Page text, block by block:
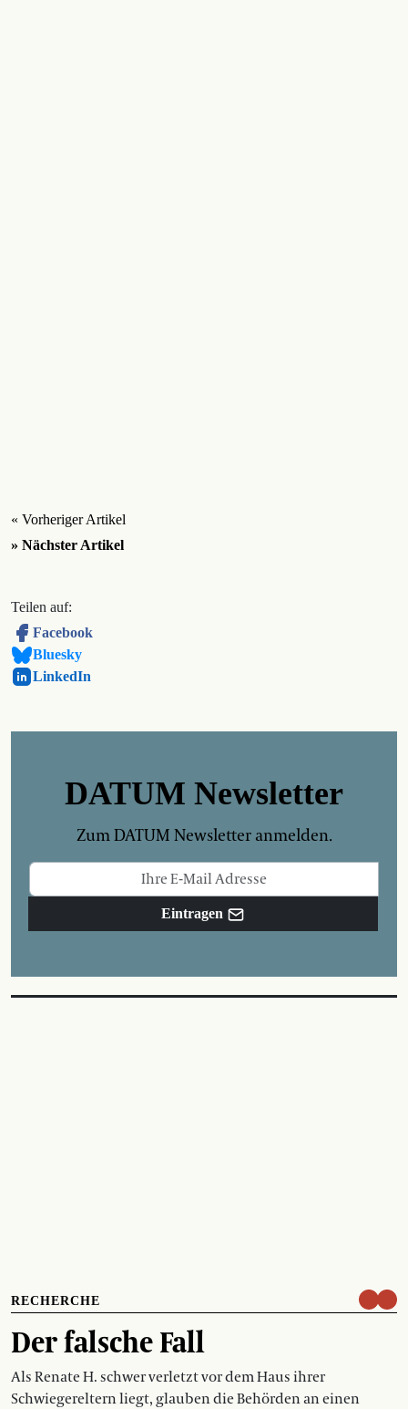
« Vorheriger Artikel
» Nächster Artikel
Teilen auf:
Facebook
Bluesky
LinkedIn
DATUM Newsletter
Zum DATUM Newsletter anmelden.
Eintragen
RECHERCHE
Der falsche Fall
Als Renate H. schwer verletzt vor dem Haus ihrer
Schwiegereltern liegt, glauben die Behörden an einen